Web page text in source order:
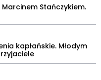
Marcinem Stańczykiem.
kapłańskie. Młodym